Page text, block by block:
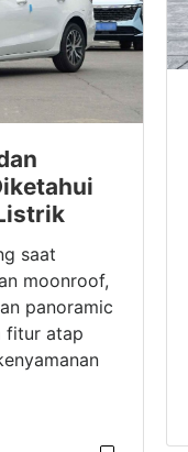
saat
moonroof,
panoramic
fitur atap